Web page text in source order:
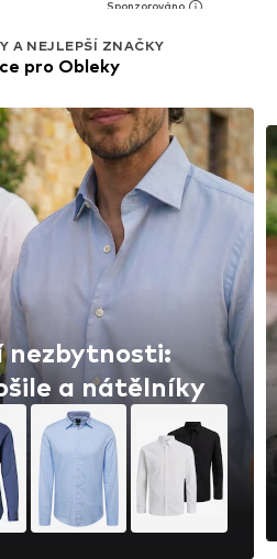
A NEJLEPŠÍ ZNAČKY
pro Obleky
nezbytnosti:
a nátělníky